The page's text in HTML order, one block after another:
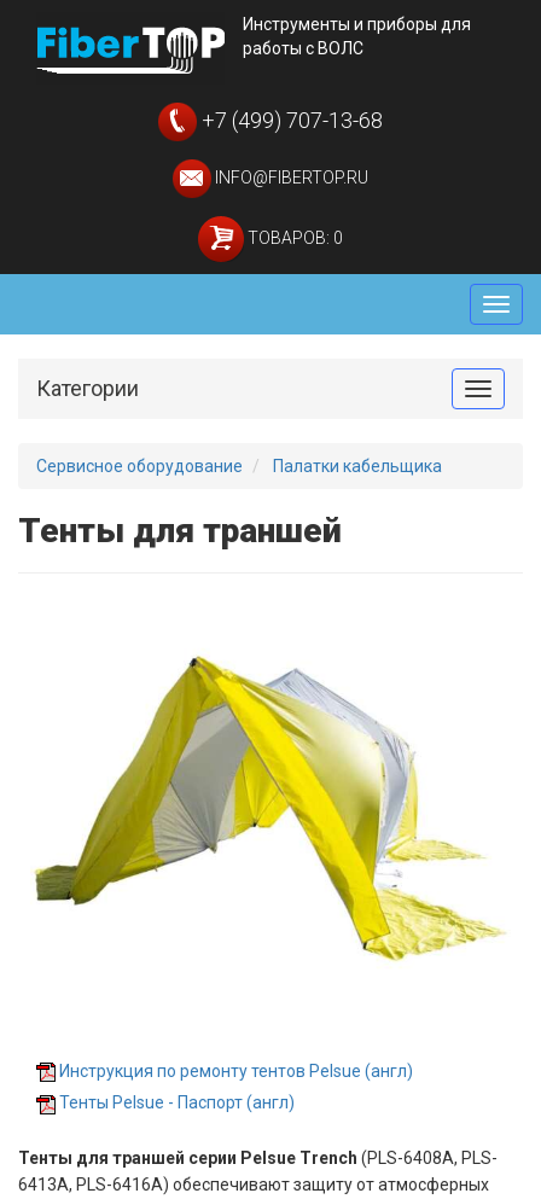
Инструменты и приборы для
работы с ВОЛС
+7 (499) 707-13-68
INFO@FIBERTOP.RU
ТОВАРОВ: 0
Меню
Toggle
Категории
Сервисное оборудование Палатки кабельщика
Тенты для траншей
Инструкция по ремонту тентов Pelsue (англ)
Тенты Pelsue - Паспорт (англ)
Тенты для траншей серии Pelsue Trench (PLS-6408A, PLS-
6413A, PLS-6416A) обеспечивают защиту от атмосферных